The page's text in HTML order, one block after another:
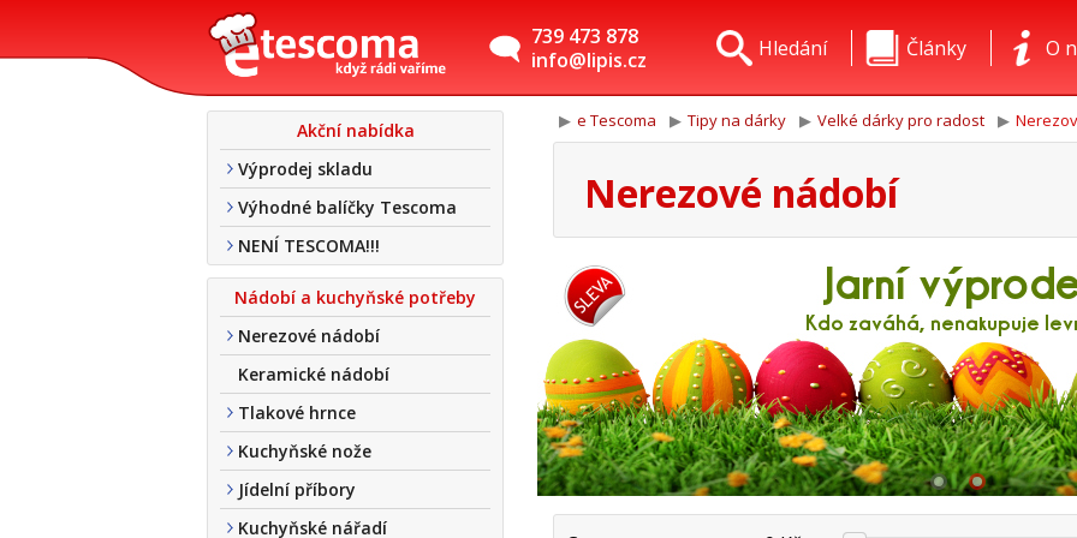
739 473 878
info@lipis.cz
O
Články
Hledání
Akční nabídka
Výprodej skladu
Výhodné balíčky Tescoma
NENÍ TESCOMA!!!
Nádobí a kuchyňské potřeby
Nerezové nádobí
Keramické nádobí
Tlakové hrnce
Kuchyňské nože
Jídelní příbory
Kuchyňské nářadí
e Tescoma Tipy na dárky Velké dárky pro radost
Nerezové nádobí